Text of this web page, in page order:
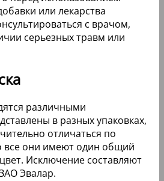
или лекарства
с врачом,
серьезных травм или
различными
в разных упаковках,
отличаться по
все они имеют один общий
Исключение составляют
Эвалар.